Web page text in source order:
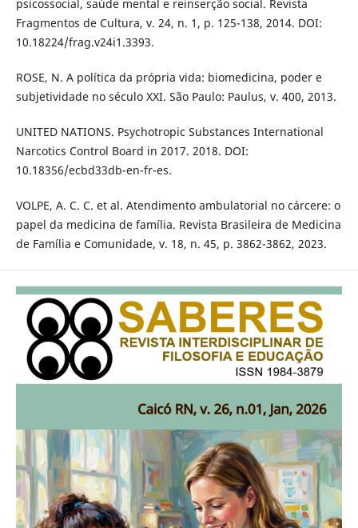
psicossocial, saúde mental e reinserção social. Revista
Fragmentos de Cultura, v. 24, n. 1, p. 125-138, 2014. DOI:
10.18224/frag.v24i1.3393.
ROSE, N. A política da própria vida: biomedicina, poder e
subjetividade no século XXI. São Paulo: Paulus, v. 400, 2013.
UNITED NATIONS. Psychotropic Substances International
Narcotics Control Board in 2017. 2018. DOI:
10.18356/ecbd33db-en-fr-es.
VOLPE, A. C. C. et al. Atendimento ambulatorial no cárcere: o
papel da medicina de família. Revista Brasileira de Medicina
de Família e Comunidade, v. 18, n. 45, p. 3862-3862, 2023.